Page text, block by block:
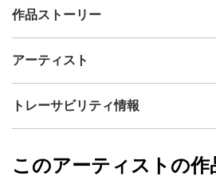
出品者
制作年
ミクストメディア
カラー
ホワイト
作品ストーリー
シリーズで、作品タイトルは制作され
物質を細かく分けていくと、最後にはと
その振動がどんな振動かによって、何の
が決まります。
アーティスト
Hayato Teraguchi
フォローする
トレーサビリティ情報
Hayato Teraguchi
このアーティストの作